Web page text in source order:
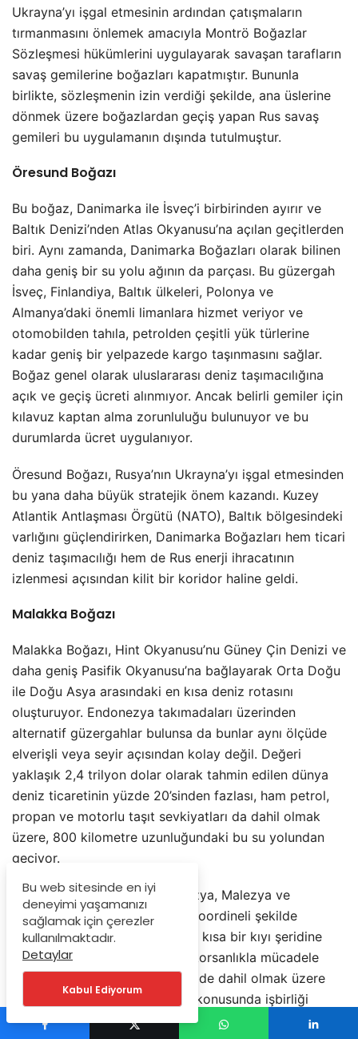
Ukrayna’yı işgal etmesinin ardından çatışmaların
tırmanmasını önlemek amacıyla Montrö Boğazlar
Sözleşmesi hükümlerini uygulayarak savaşan tarafların
savaş gemilerine boğazları kapatmıştır. Bununla
birlikte, sözleşmenin izin verdiği şekilde, ana üslerine
dönmek üzere boğazlardan geçiş yapan Rus savaş
gemileri bu uygulamanın dışında tutulmuştur.
Öresund Boğazı
Bu boğaz, Danimarka ile İsveç’i birbirinden ayırır ve
Baltık Denizi’nden Atlas Okyanusu’na açılan geçitlerden
biri. Aynı zamanda, Danimarka Boğazları olarak bilinen
daha geniş bir su yolu ağının da parçası. Bu güzergah
İsveç, Finlandiya, Baltık ülkeleri, Polonya ve
Almanya’daki önemli limanlara hizmet veriyor ve
otomobilden tahıla, petrolden çeşitli yük türlerine
kadar geniş bir yelpazede kargo taşınmasını sağlar.
Boğaz genel olarak uluslararası deniz taşımacılığına
açık ve geçiş ücreti alınmıyor. Ancak belirli gemiler için
kılavuz kaptan alma zorunluluğu bulunuyor ve bu
durumlarda ücret uygulanıyor.
Öresund Boğazı, Rusya’nın Ukrayna’yı işgal etmesinden
bu yana daha büyük stratejik önem kazandı. Kuzey
Atlantik Antlaşması Örgütü (NATO), Baltık bölgesindeki
varlığını güçlendirirken, Danimarka Boğazları hem ticari
deniz taşımacılığı hem de Rus enerji ihracatının
izlenmesi açısından kilit bir koridor haline geldi.
Malakka Boğazı
Malakka Boğazı, Hint Okyanusu’nu Güney Çin Denizi ve
daha geniş Pasifik Okyanusu’na bağlayarak Orta Doğu
ile Doğu Asya arasındaki en kısa deniz rotasını
oluşturuyor. Endonezya takımadaları üzerinden
alternatif güzergahlar bulunsa da bunlar aynı ölçüde
elverişli veya seyir açısından kolay değil. Değeri
yaklaşık 2,4 trilyon dolar olarak tahmin edilen dünya
deniz ticaretinin yüzde 20’sinden fazlası, ham petrol,
propan ve motorlu taşıt sevkiyatları da dahil olmak
üzere, 800 kilometre uzunluğundaki bu su yolundan
geçiyor.
Boğaza kıyısı bulunan Endonezya, Malezya ve
Singapur, boğazın yönetimini koordineli şekilde
yürütoyr. Ayrıca, kuzey ucunda kısa bir kıyı şeridine
sahip olan Tayland ile birlikte korsanlıkla mücadele
çalışmaları ve ortak devriyeler de dahil olmak üzere
güvenlik ve emniyet önlemleri konusunda işbirliği
yapıyor.
Bu web sitesinde en iyi
deneyimi yaşamanızı
sağlamak için çerezler
kullanılmaktadır.
Detaylar
Kabul Ediyorum